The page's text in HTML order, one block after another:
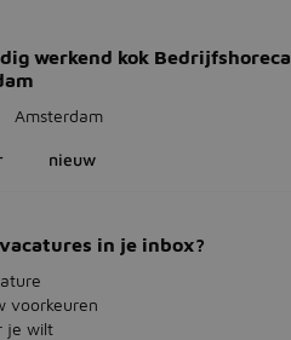
werkend kok Bedrijfshoreca
Amsterdam
nieuw
in je inbox?
voorkeuren
je wilt